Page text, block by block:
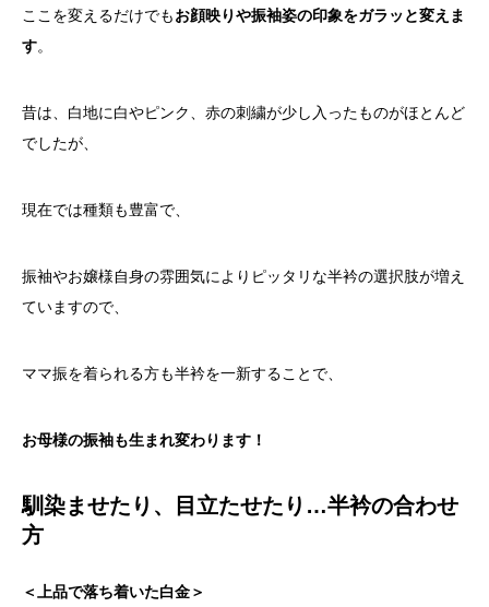
ここを変えるだけでもお顔映りや振袖姿の印象をガラッと変えま
す。
昔は、白地に白やピンク、赤の刺繍が少し入ったものがほとんど
でしたが、
現在では種類も豊富で、
振袖やお嬢様自身の雰囲気によりピッタリな半衿の選択肢が増え
ていますので、
ママ振を着られる方も半衿を一新することで、
お母様の振袖も生まれ変わります！
馴染ませたり、目立たせたり…半衿の合わせ
方
＜上品で落ち着いた白金＞